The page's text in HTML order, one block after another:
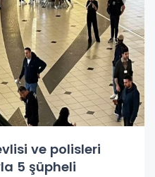
ve polisleri
5 şüpheli